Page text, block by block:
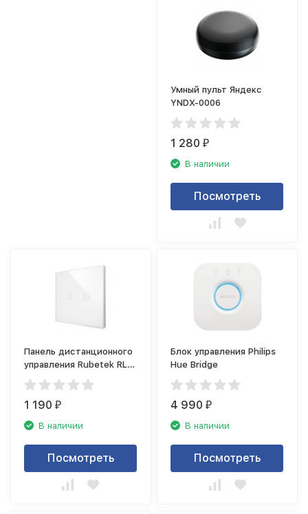
Умный пульт Яндекс
YNDX-0006
1 280₽
В наличии
Посмотреть
Панель дистанционного
управления Rubetek RL-
3122
1 190₽
В наличии
Посмотреть
Блок управления Philips
Hue Bridge
4 990₽
В наличии
Посмотреть